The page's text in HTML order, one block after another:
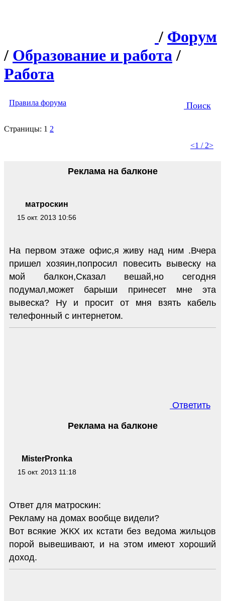
/ Форум
/ Образование и работа /
Работа
Правила форума Поиск
Страницы: 1 2
<1 / 2>
матроскин
15 окт. 2013 10:56
Реклама на балконе
На первом этаже офис,я живу над ним .Вчера
пришел хозяин,попросил повесить вывеску на
мой балкон,Сказал вешай,но сегодня
подумал,может барыши принесет мне эта
вывеска? Ну и просит от мня взять кабель
телефонный с интернетом.
Ответить
MisterPronka
15 окт. 2013 11:18
Реклама на балконе
Ответ для матроскин:
Рекламу на домах вообще видели?
Вот всякие ЖКХ их кстати без ведома жильцов
порой вывешивают, и на этом имеют хороший
доход.